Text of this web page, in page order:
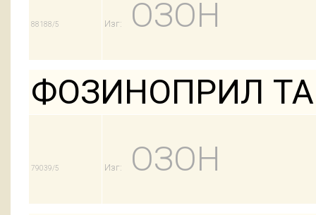
88188/5 Изг:
ОЗОН
ФОЗИНОПРИЛ
79039/5 Изг:
ОЗОН